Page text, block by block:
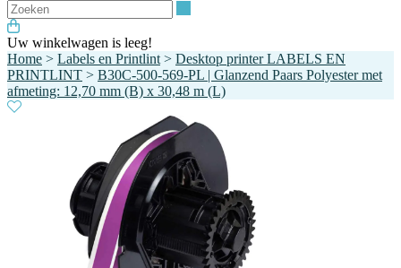
Uw winkelwagen is leeg!
Home > Labels en Printlint > Desktop printer LABELS EN
PRINTLINT > B30C-500-569-PL | Glanzend Paars Polyester met
afmeting: 12,70 mm (B) x 30,48 m (L)